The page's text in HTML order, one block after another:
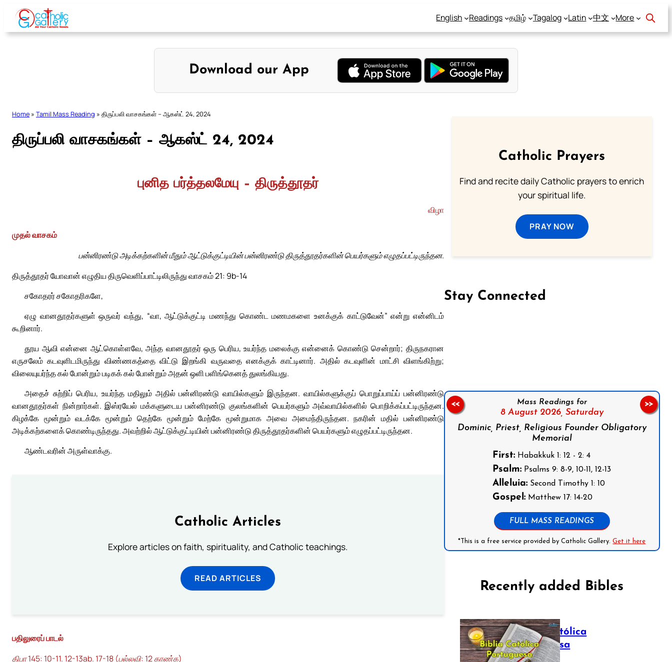
Skip
content
English Readings தமிழ் Tagalog Latin 中文 More
Download our App
Home » Tamil Mass Reading » திருப்பலி வாசகங்கள் – ஆகஸ்ட் 24, 2024
திருப்பலி வாசகங்கள் – ஆகஸ்ட் 24, 2024
புனித பர்த்தலமேயு – திருத்தூதர்
விழா
முதல் வாசகம்
பன்னிரண்டு அடிக்கற்களின் மீதும் ஆட்டுக்குட்டியின் பன்னிரண்டு திருத்தூதர்களின் பெயர்களும் எழுதப்பட்டிருந்தன.
திருத்தூதர் யோவான் எழுதிய திருவெளிப்பாட்டிலிருந்து வாசகம் 21: 9b-14
சகோதரர் சகோதரிகளே,
ஏழு வானதூதர்களுள் ஒருவர் வந்து, “வா, ஆட்டுக்குட்டி மணந்து கொண்ட மணமகளை உனக்குக் காட்டுவேன்” என்று என்னிடம்
கூறினார்.
தூய ஆவி என்னை ஆட்கொள்ளவே, அந்த வானதூதர் ஒரு பெரிய, உயர்ந்த மலைக்கு என்னைக் கொண்டு சென்றார்; திருநகரான
எருசலேம் கடவுளிடமிருந்து விண்ணகத்தை விட்டு இறங்கி வருவதை எனக்குக் காட்டினார். அதில் கடவுளின் மாட்சி விளங்கிற்று;
விலையுயர்ந்த கல் போன்றும் படிகக் கல் போன்றும் அதன் ஒளி பளிங்கெனத் துலங்கியது.
அதைச் சுற்றிப் பெரிய, உயர்ந்த மதிலும் அதில் பன்னிரண்டு வாயில்களும் இருந்தன. வாயில்களுக்குப் பொறுப்பாய்ப் பன்னிரண்டு
வானதூதர்கள் நின்றார்கள். இஸ்ரயேல் மக்களுடைய பன்னிரண்டு குலங்களின் பெயர்களும் அவ்வாயில்களில் பொறிக்கப்பட்டிருந்தன.
கிழக்கே மூன்றும் வடக்கே மூன்றும் தெற்கே மூன்றும் மேற்கே மூன்றுமாக அவை அமைந்திருந்தன. நகரின் மதில் பன்னிரண்டு
அடிக்கற்களைக் கொண்டிருந்தது. அவற்றில் ஆட்டுக்குட்டியின் பன்னிரண்டு திருத்தூதர்களின் பெயர்களும் எழுதப்பட்டிருந்தன.
ஆண்டவரின் அருள்வாக்கு.
Catholic Articles
Explore articles on faith, spirituality, and Catholic teachings.
READ ARTICLES
பதிலுரைப் பாடல்
திபா 145: 10-11. 12-13ab. 17-18 (பல்லவி: 12 காண்க)
Catholic Prayers
Find and recite daily Catholic prayers to enrich
your spiritual life.
PRAY NOW
Stay Connected
Follow us on Facebook
Mass Readings for
8 August 2026, Saturday
Dominic, Priest, Religious Founder Obligatory
Memorial
First: Habakkuk 1: 12 - 2: 4
Psalm: Psalms 9: 8-9, 10-11, 12-13
Alleluia: Second Timothy 1: 10
Gospel: Matthew 17: 14-20
FULL MASS READINGS
*This is a free service provided by Catholic Gallery.Get it here
<< >>
Recently added Bibles
Bíblia Católica
Portuguesa